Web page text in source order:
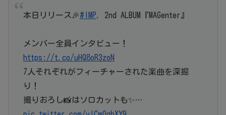
本日リリース🎉#IMP. 2nd ALBUM『MAGenter』
メンバー全員インタビュー！
https://t.co/uHQ8oR3zoN
7人それぞれがフィーチャーされた楽曲を深掘
り！
撮りおろし📸はソロカットも✨…